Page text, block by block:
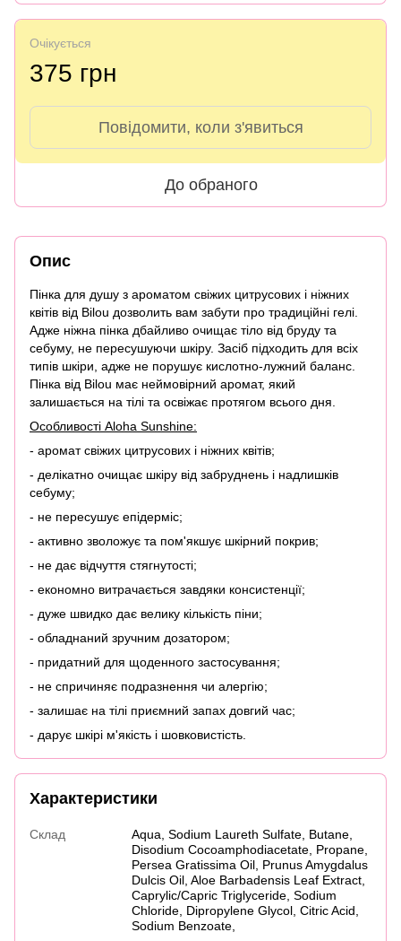
Очікується
375 грн
Повідомити, коли з'явиться
До обраного
Опис
Пінка для душу з ароматом свіжих цитрусових і ніжних
квітів від Bilou дозволить вам забути про традиційні гелі.
Адже ніжна пінка дбайливо очищає тіло від бруду та
себуму, не пересушуючи шкіру. Засіб підходить для всіх
типів шкіри, адже не порушує кислотно-лужний баланс.
Пінка від Bilou має неймовірний аромат, який
залишається на тілі та освіжає протягом всього дня.
Особливості Aloha Sunshine:
- аромат свіжих цитрусових і ніжних квітів;
- делікатно очищає шкіру від забруднень і надлишків
себуму;
- не пересушує епідерміс;
- активно зволожує та пом'якшує шкірний покрив;
- не дає відчуття стягнутості;
- економно витрачається завдяки консистенції;
- дуже швидко дає велику кількість піни;
- обладнаний зручним дозатором;
- придатний для щоденного застосування;
- не спричиняє подразнення чи алергію;
- залишає на тілі приємний запах довгий час;
- дарує шкірі м'якість і шовковистість.
Характеристики
Склад
Aqua, Sodium Laureth Sulfate, Butane,
Disodium Cocoamphodiacetate, Propane,
Persea Gratissima Oil, Prunus Amygdalus
Dulcis Oil, Aloe Barbadensis Leaf Extract,
Caprylic/Capric Triglyceride, Sodium
Chloride, Dipropylene Glycol, Citric Acid,
Sodium Benzoate,